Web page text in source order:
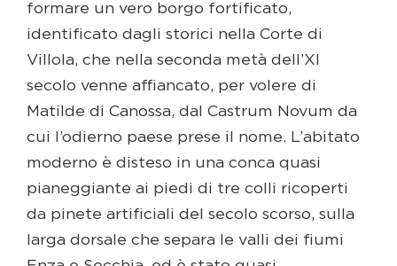
formare un vero borgo fortificato,
identificato dagli storici nella Corte di
Villola, che nella seconda metà dell’XI
secolo venne affiancato, per volere di
Matilde di Canossa, dal Castrum Novum da
cui l’odierno paese prese il nome. L’abitato
moderno è disteso in una conca quasi
pianeggiante ai piedi di tre colli ricoperti
da pinete artificiali del secolo scorso, sulla
larga dorsale che separa le valli dei fiumi